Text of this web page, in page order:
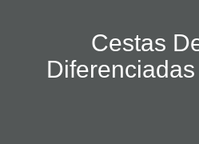
Cestas